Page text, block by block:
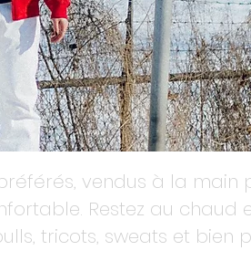
vendus à la main
Restez au
tricots, sweats et bien